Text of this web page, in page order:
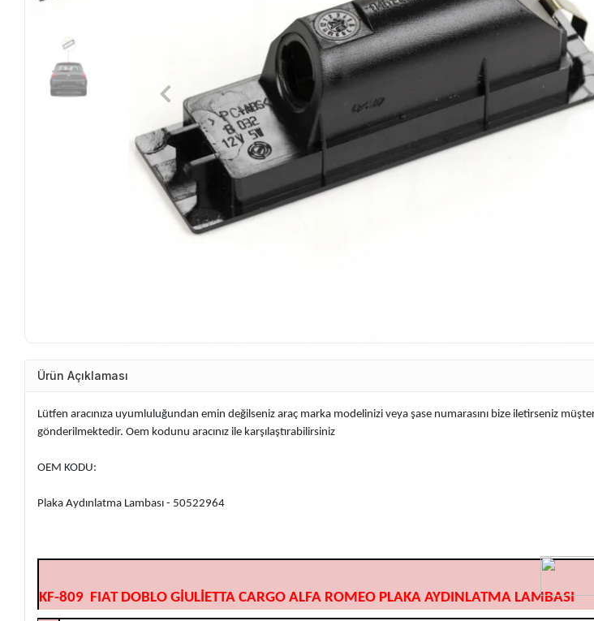
Ürün Açıklaması
Lütfen aracınıza uyumluluğundan emin değilseniz araç marka modelinizi veya şase numarasını bize iletirseniz
gönderilmektedir. Oem kodunu aracınız ile karşılaştırabilirsiniz
OEM KODU:
Plaka Aydınlatma Lambası - 50522964
KF-809 FIAT DOBLO GİULİETTA CARGO ALFA ROMEO PLAKA AYDINLATMA LAMBASI